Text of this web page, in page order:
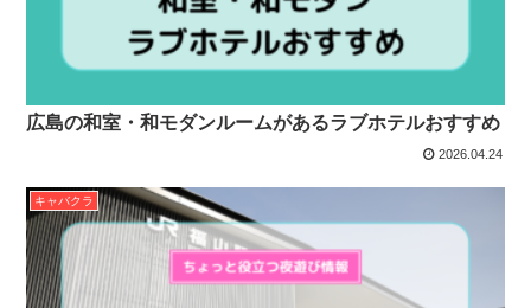
広島の和室・和モダンルームがあるラブホテルおすすめ
2026.04.24
キャバクラ